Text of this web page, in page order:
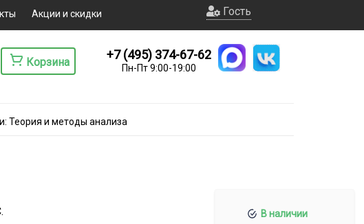
Акции и скидки Гость
Корзина
+7 (495) 374-67-62
Пн-Пт 9:00-19:00
Теория и методы анализа
В наличии